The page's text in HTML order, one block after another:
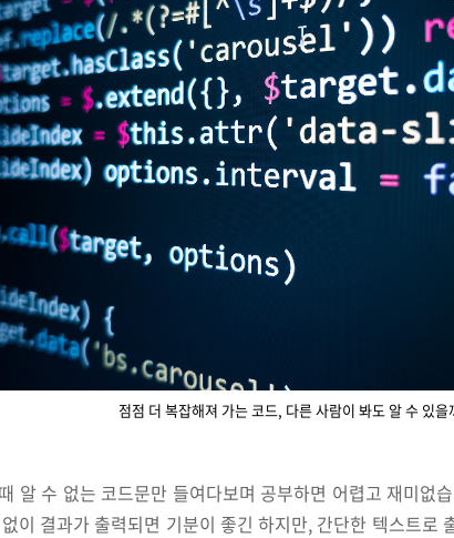
점점 더 복잡해져 가는 코드, 다른 사람이 봐도 알 수 있을
알 수 없는 코드문만 들여다보며 공부하면 어렵고 재미없
이 결과가 출력되면 기분이 좋긴 하지만, 간단한 텍스트로